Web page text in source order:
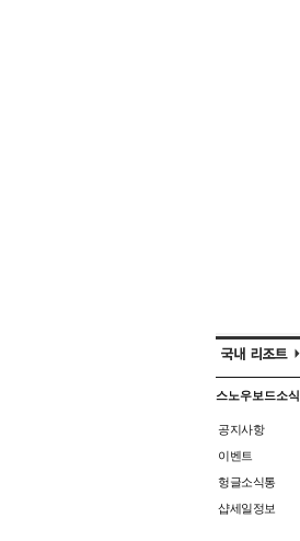
스노우보드소식
공지사항
이벤트
헝글소식통
샵세일정보